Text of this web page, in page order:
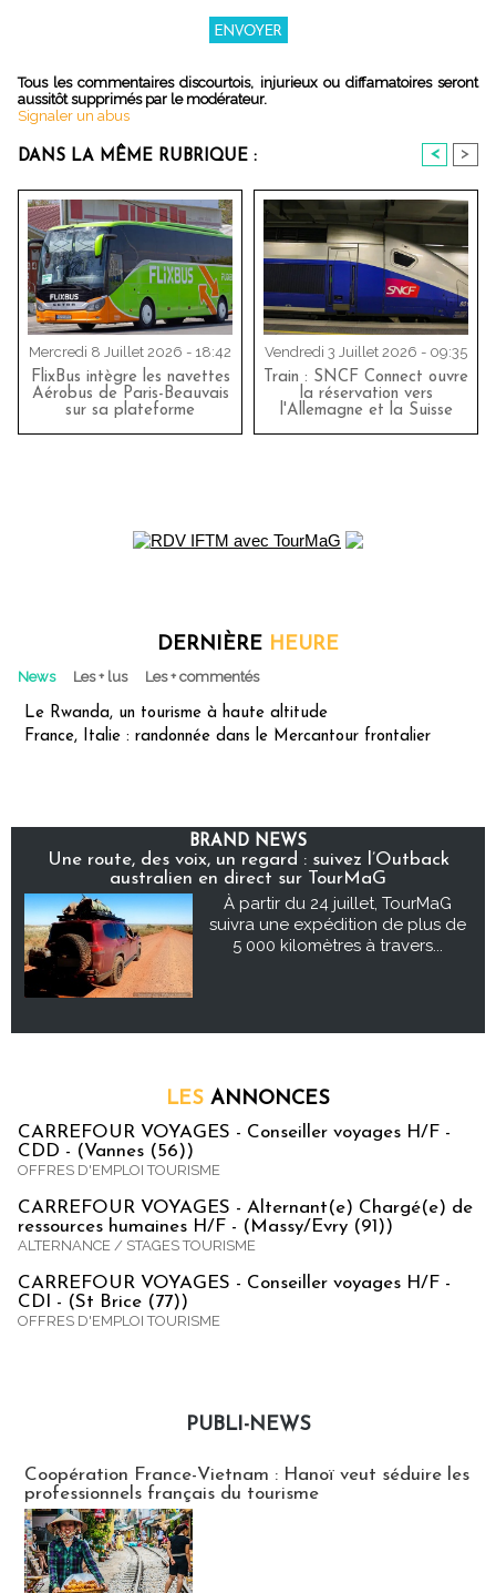
Tous les commentaires discourtois, injurieux ou diffamatoires seront
aussitôt supprimés par le modérateur.
Signaler un abus
DANS LA MÊME RUBRIQUE : < >
Mercredi 8 Juillet 2026 - 18:42
FlixBus intègre les navettes
Aérobus de Paris-Beauvais
sur sa plateforme
Vendredi 3 Juillet 2026 - 09:35
Train : SNCF Connect ouvre
la réservation vers
l'Allemagne et la Suisse
DERNIÈRE HEURE
News Les + lus Les + commentés
Le Rwanda, un tourisme à haute altitude
France, Italie : randonnée dans le Mercantour frontalier
BRAND NEWS
Une route, des voix, un regard : suivez l’Outback
australien en direct sur TourMaG
À partir du 24 juillet, TourMaG
suivra une expédition de plus de
5 000 kilomètres à travers...
LES ANNONCES
CARREFOUR VOYAGES - Conseiller voyages H/F -
CDD - (Vannes (56))
OFFRES D'EMPLOI TOURISME
CARREFOUR VOYAGES - Alternant(e) Chargé(e) de
ressources humaines H/F - (Massy/Evry (91))
ALTERNANCE / STAGES TOURISME
CARREFOUR VOYAGES - Conseiller voyages H/F -
CDI - (St Brice (77))
OFFRES D'EMPLOI TOURISME
PUBLI-NEWS
Coopération France-Vietnam : Hanoï veut séduire les
professionnels français du tourisme